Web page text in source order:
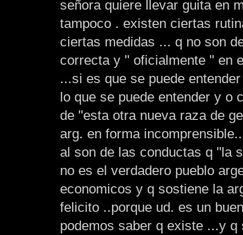
señora quiere llevar guita en
tampoco . existen ciertas
ciertas medidas ... q no son
correcta y " oficialmente " en
...si es que se puede
lo que se puede entender y o
de "esta otra nueva raza de
arg. en forma
al son de las conductas q "la
no es el verdadero pueblo
economicos y q sostiene la
felicito ..porque ud. es un
podemos saber q existe ...y